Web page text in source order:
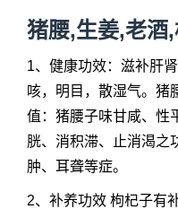
猪腰,生姜,老酒
1、健康功效：滋补肝
咳，明目，散湿气。猪
值：猪腰子味甘咸、性
胱、消积滞、止消渴之
肿、耳聋等症。
2、补养功效 枸杞子有